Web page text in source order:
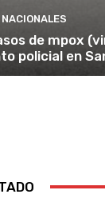
NACIONALES
de mpox
policial en